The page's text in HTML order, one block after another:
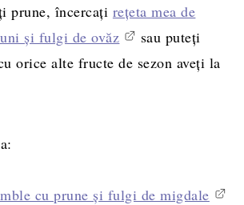
prune, încercați rețeta mea de
și fulgi de ovăz
sau puteți
orice alte fructe de sezon aveți la
cu prune și fulgi de migdale